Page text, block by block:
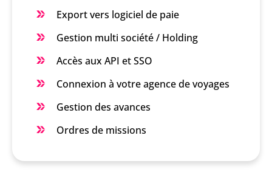
Export vers logiciel de paie
Gestion multi société / Holding
Accès aux API et SSO
Connexion à votre agence de voyages
Gestion des avances
Ordres de missions